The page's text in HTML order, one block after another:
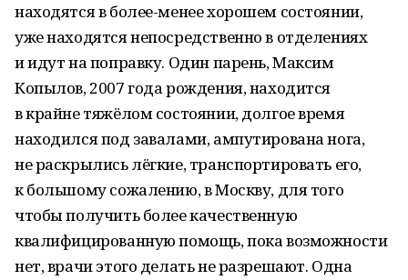
находятся в более-менее хорошем состоянии,
уже находятся непосредственно в отделениях
и идут на поправку. Один парень, Максим
Копылов, 2007 года рождения, находится
в крайне тяжёлом состоянии, долгое время
находился под завалами, ампутирована нога,
не раскрылись лёгкие, транспортировать его,
к большому сожалению, в Москву, для того
чтобы получить более качественную
квалифицированную помощь, пока возможности
нет, врачи этого делать не разрешают. Одна